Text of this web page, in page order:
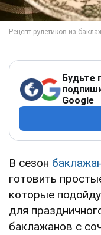
Будьте
Google
В сезон
готовить
которые
для
баклажанов с